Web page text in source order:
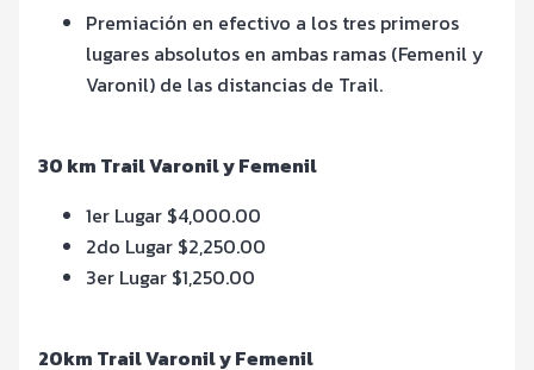
Premiación en efectivo a los tres primeros
lugares absolutos en ambas ramas (Femenil y
Varonil) de las distancias de Trail.
30 km Trail Varonil y Femenil
1er Lugar $4,000.00
2do Lugar $2,250.00
3er Lugar $1,250.00
20km Trail Varonil y Femenil